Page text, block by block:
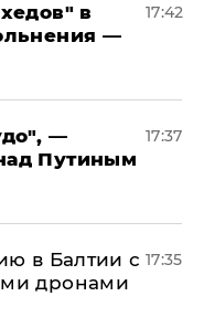
в
—
17:42
—
Путиным
17:37
в Балтии с
дронами
17:35